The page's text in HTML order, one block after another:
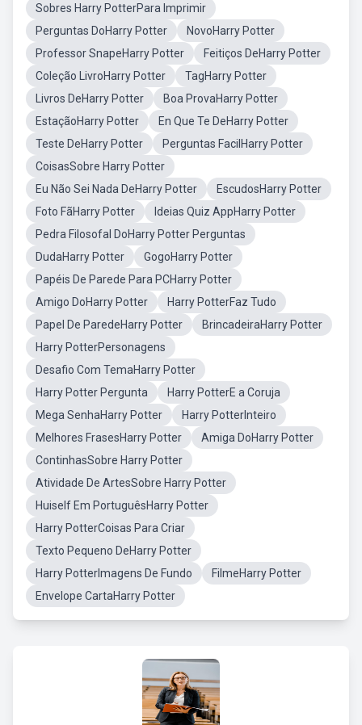
Sobres Harry PotterPara Imprimir
Perguntas DoHarry Potter
NovoHarry Potter
Professor SnapeHarry Potter
Feitiços DeHarry Potter
Coleção LivroHarry Potter
TagHarry Potter
Livros DeHarry Potter
Boa ProvaHarry Potter
EstaçãoHarry Potter
En Que Te DeHarry Potter
Teste DeHarry Potter
Perguntas FacilHarry Potter
CoisasSobre Harry Potter
Eu Não Sei Nada DeHarry Potter
EscudosHarry Potter
Foto FãHarry Potter
Ideias Quiz AppHarry Potter
Pedra Filosofal DoHarry Potter Perguntas
DudaHarry Potter
GogoHarry Potter
Papéis De Parede Para PCHarry Potter
Amigo DoHarry Potter
Harry PotterFaz Tudo
Papel De ParedeHarry Potter
BrincadeiraHarry Potter
Harry PotterPersonagens
Desafio Com TemaHarry Potter
Harry Potter Pergunta
Harry PotterE a Coruja
Mega SenhaHarry Potter
Harry PotterInteiro
Melhores FrasesHarry Potter
Amiga DoHarry Potter
ContinhasSobre Harry Potter
Atividade De ArtesSobre Harry Potter
Huiself Em PortuguêsHarry Potter
Harry PotterCoisas Para Criar
Texto Pequeno DeHarry Potter
Harry PotterImagens De Fundo
FilmeHarry Potter
Envelope CartaHarry Potter